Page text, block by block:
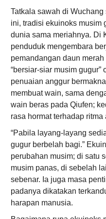
Tatkala sawah di
ini, tradisi ekuinoks musim
dunia sama meriahnya. Di
penduduk mengembara
pemandangan daun
“bersiar-siar musim
penuaian anggur
membuat wain, sama
wain beras pada Qiufen;
rasa hormat terhadap ritma
“Pabila layang-layang
gugur berbelah bagi.”
perubahan musim; di satu
musim panas, di sebelah
sebenar. Ia juga masa
padanya dikatakan
harapan manusia.